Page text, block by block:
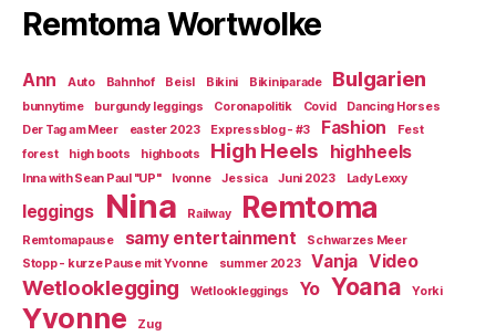
Remtoma Wortwolke
Ann Auto Bahnhof Beisl Bikini Bikiniparade Bulgarien
bunnytime burgundy leggings Coronapolitik Covid
Dancing Horses
Der Tag am Meer
easter 2023 Expressblog - #3 Fashion
Fest
forest
high boots highboots High Heels highheels
Inna with Sean Paul "UP" Ivonne Jessica Juni 2023 Lady Lexxy
leggings Nina Railway Remtoma
Remtomapause samy entertainment
Schwarzes Meer
Stopp - kurze Pause mit Yvonne
summer 2023 Vanja Video
Wetlooklegging Wetlookleggings Yo Yoana Yorki
Yvonne Zug